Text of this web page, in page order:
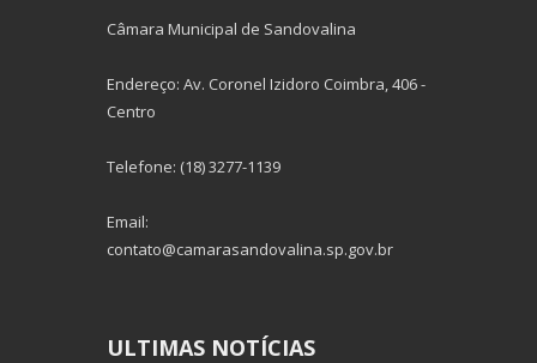
Câmara Municipal de Sandovalina
Endereço: Av. Coronel Izidoro Coimbra, 406 -
Centro
Telefone: (18) 3277-1139
Email:
contato@camarasandovalina.sp.gov.br
ULTIMAS NOTÍCIAS